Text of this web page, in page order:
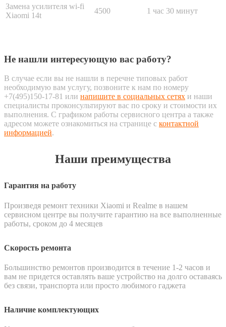
Замена усилителя wi-fi
Xiaomi 14t
4500 1 час 30 минут
Не нашли интересующую вас работу?
В случае если вы не нашли в перечне типовых работ
необходимую вам услугу, позвоните к нам по номеру
+7(495)150-17-81 или напишите в социальных сетях и наши
специалисты проконсультируют вас по сроку и стоимости их
выполнения. С графиком работы сервисного центра а также
адресом можете ознакомиться на странице с контактной
информацией.
Наши преимущества
Гарантия на работу
Произведя ремонт техники Xiaomi и Realme в нашем
сервисном центре вы получите гарантию на все выполненные
работы, сроком до 4 месяцев
Скорость ремонта
Большинство ремонтов производится в течение 1-2 часов и
вам не придется оставлять ваше устройство на долго оставаясь
без связи, транспорта или просто любимого гаджета
Наличие комплектующих